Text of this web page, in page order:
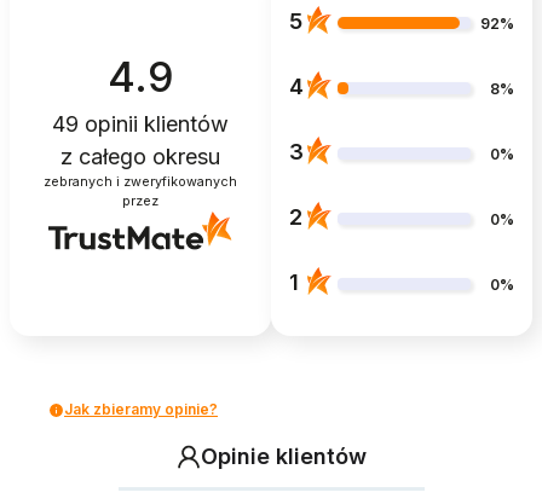
4.9
49 opinii klientów
z całego okresu
zebranych i zweryfikowanych
przez
5 92%
4 8%
3 0%
2 0%
1 0%
Jak zbieramy opinie?
Opinie klientów